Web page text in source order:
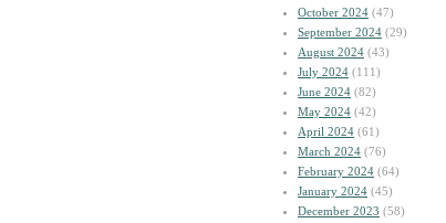
October 2024 (47)
September 2024 (29)
August 2024 (43)
July 2024 (111)
June 2024 (82)
May 2024 (42)
April 2024 (61)
March 2024 (76)
February 2024 (64)
January 2024 (45)
December 2023 (58)